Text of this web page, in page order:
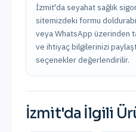
İzmit'da seyahat sağlık
sitemizdeki formu
veya WhatsApp üzerinden
ve ihtiyaç bilgilerinizi
seçenekler değerlendirilir.
İzmit'da İlgili